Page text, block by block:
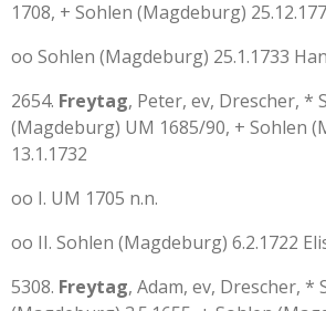
1708, + Sohlen (Magdeburg)
oo Sohlen (Magdeburg) 25.1.1733
2654. Freytag, Peter, ev, Drescher, *
(Magdeburg) UM 1685/90, + Sohlen
13.1.1732
oo I. UM 1705 n.n.
oo II. Sohlen (Magdeburg) 6.2.1722
5308. Freytag, Adam, ev, Drescher, *